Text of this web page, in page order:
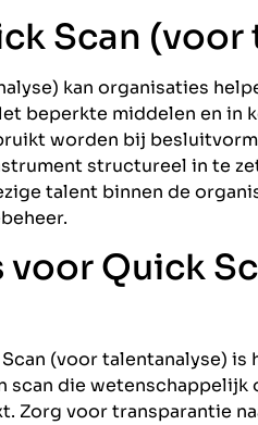
Scan
kan organisaties
beperkte middelen en in
worden bij
structureel in te
talent binnen de
Quick
(voor talentanalyse)
scan die
Zorg voor transparantie